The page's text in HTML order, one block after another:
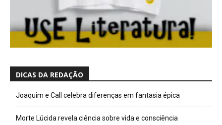
DICAS DA REDAÇÃO
Joaquim e Call celebra diferenças em fantasia épica
Morte Lúcida revela ciência sobre vida e consciência